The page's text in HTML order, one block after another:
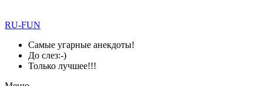
RU-FUN
Самые угарные анекдоты!
До слез:-)
Только лучшее!!!